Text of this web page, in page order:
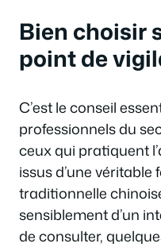
Bien choisir
point de
C’est le conseil
professionnels du
ceux qui pratiquent
issus d’une
traditionnelle
sensiblement d’un
de consulter,